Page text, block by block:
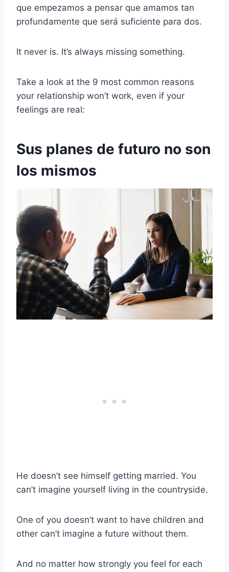
que empezamos a pensar que amamos tan
profundamente que será suficiente para dos.
It never is. It’s always missing something.
Take a look at the 9 most common reasons
your relationship won’t work, even if your
feelings are real:
Sus planes de futuro no son
los mismos
He doesn’t see himself getting married. You
can’t imagine yourself living in the countryside.
One of you doesn’t want to have children and
other can’t imagine a future without them.
And no matter how strongly you feel for each